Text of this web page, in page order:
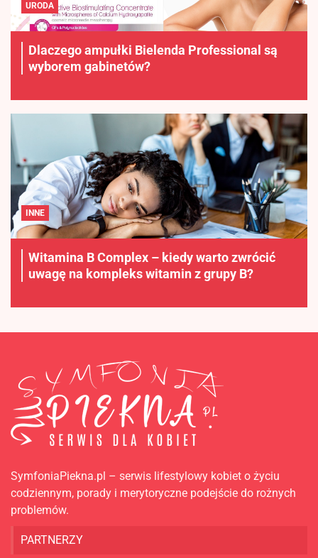
URODA
Dlaczego ampułki Bielenda Professional są
wyborem gabinetów?
INNE
Witamina B Complex – kiedy warto zwrócić
uwagę na kompleks witamin z grupy B?
SymfoniaPiekna.pl – serwis lifestylowy kobiet o życiu
codziennym, porady i merytoryczne podejście do rożnych
problemów.
PARTNERZY